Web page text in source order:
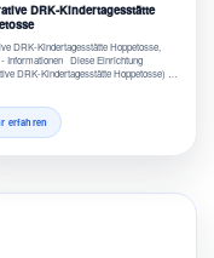
DRK-Kindertagesstätte
DRK-Kindertagesstätte Hoppetosse,
Informationen Diese Einrichtung
DRK-Kindertagesstätte Hoppetosse) …
erfahren